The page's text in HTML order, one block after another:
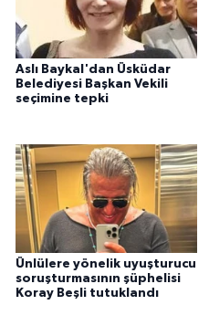
Aslı Baykal'dan Üsküdar
Belediyesi Başkan Vekili
seçimine tepki
Ünlülere yönelik uyuşturucu
soruşturmasının şüphelisi
Koray Beşli tutuklandı